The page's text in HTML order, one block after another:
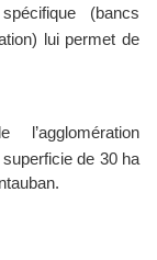
(bancs
lui permet de
de 30 ha